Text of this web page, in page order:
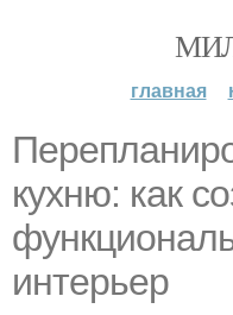
главная
кухню: как
интерьер